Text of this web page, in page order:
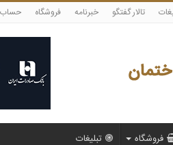
تالار گفتگو خبرنامه فروشگاه حساب
فروشگاه تبلیغات